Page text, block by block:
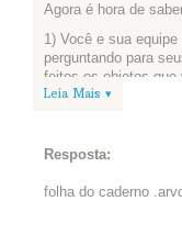
Agora é hora de
1) Você e sua
perguntando para
feitos os objetos que
3) Já fizeram a lista?
Leia Mais ▾
Resposta:
folha do caderno